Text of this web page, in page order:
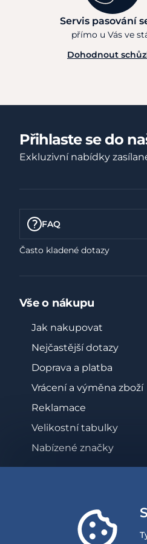
Servis pasování
přímo u Vás ve
Dohodnout
Přihlaste se do
Exkluzivní nabídky
FAQ
Často kladené dotazy
Vše o nákupu
Jak nakupovat
Nejčastější dotazy
Doprava a platba
Vrácení a výměna zboží
Reklamace
Velikostní tabulky
Nabízené značky